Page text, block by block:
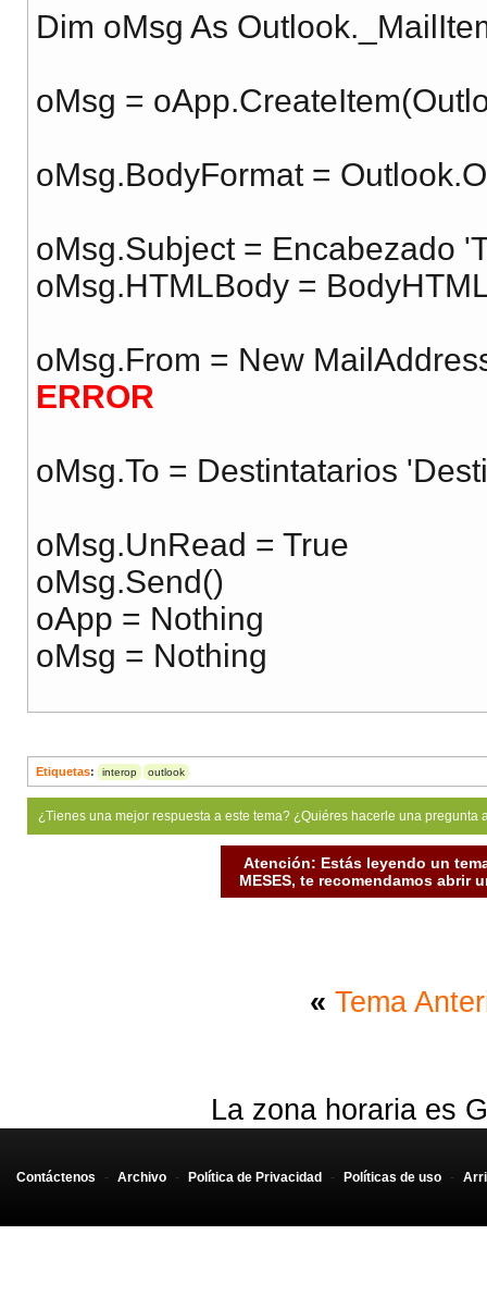
Dim oMsg As
oMsg =
oMsg.BodyFormat =
oMsg.Subject = Encabezado
oMsg.HTMLBody =
oMsg.From = New
ERROR
oMsg.To = Destintatarios
oMsg.UnRead = True
oMsg.Send()
oApp = Nothing
oMsg = Nothing
Etiquetas: interop outlook
¿Tienes una mejor respuesta a este tema? ¿Quiéres hacerle una
Atención: Estás leyendo un
MESES, te recomendamos abrir
« Tema
La zona horaria es
Contáctenos - Archivo - Política de Privacidad - Políticas de uso -